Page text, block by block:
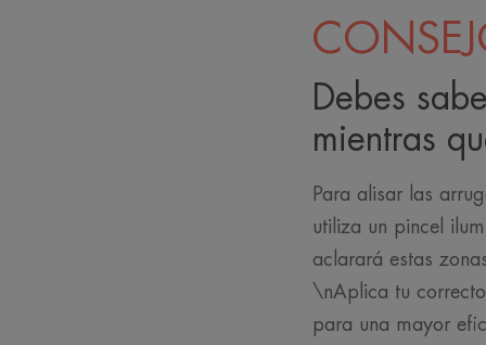
Debes
mientras
Para alisar las
utiliza un pincel
aclarará estas
\nAplica tu
para una mayor